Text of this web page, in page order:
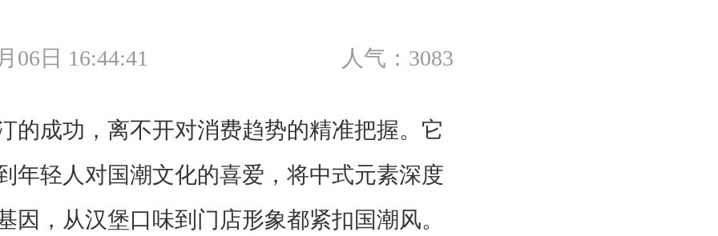
06日 16:44:41 人气：3083
功，离不开对消费趋势的精准把握。它
年轻人对国潮文化的喜爱，将中式元素深度
因，从汉堡口味到门店形象都紧扣国潮风。